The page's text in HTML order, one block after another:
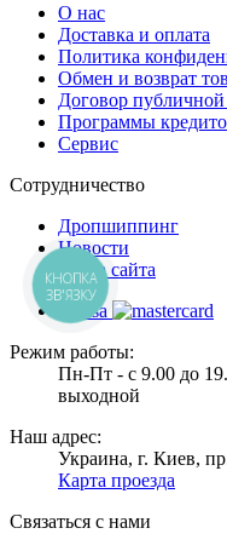
О нас
Доставка и оплата
Политика
Обмен и возврат
Договор
Программы
Сервис
Сотрудничество
Дропшиппинг
Новости
Карта сайта
Режим работы:
Пн-Пт - с 9.00 до
выходной
Наш адрес:
Украина, г. Киев,
Карта проезда
Связаться с нами
КНОПКА
ЗВ'ЯЗКУ